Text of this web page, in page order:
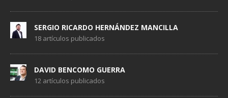
SERGIO RICARDO HERNÁNDEZ MANCILLA
18 artículos publicados
DAVID BENCOMO GUERRA
12 artículos publicados